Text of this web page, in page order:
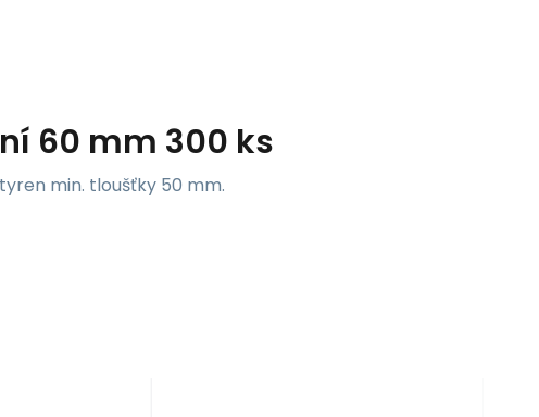
60 mm 300 ks
min. tloušťky 50 mm.